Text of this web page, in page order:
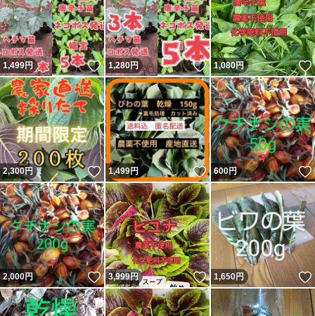
1,499円 いいね！
1,280円 いいね！
1,080円
2,300円 いいね！
1,499円 いいね！
600円
2,000円 いいね！
3,999円 いいね！
1,650円